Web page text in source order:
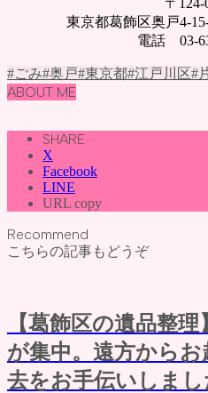
東京都葛飾区奥戸4-
電話 03-
#ごみ#奥戸#東京都#江戸川区#
ABOUT ME
SHARE
X
Facebook
LINE
URL copy
Recommend
こちらの記事もどうぞ
【葛飾区の遺品整
が集中。遠方から
去をお手伝いしまし